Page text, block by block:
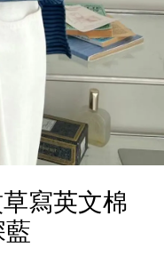
寫英文棉
藍